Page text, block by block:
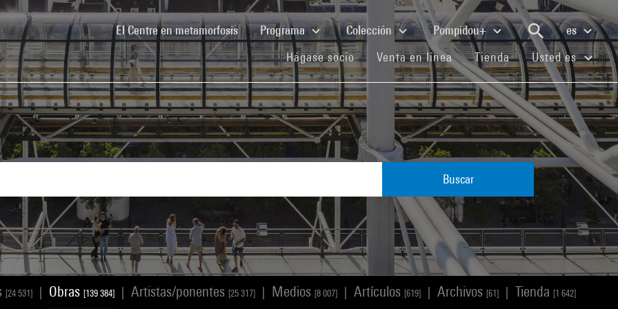
El Centre en metamorfosis(current)Programa Colección Pompidou+
es
Hágase socio(current)Venta en línea(current)
Tienda(current)Usted es
Buscar
[24 531] Obras [139 384] Artistas/ponentes [25 317] Medios [8 007] Artículos [619] Archivos [61] Tienda [1 642]